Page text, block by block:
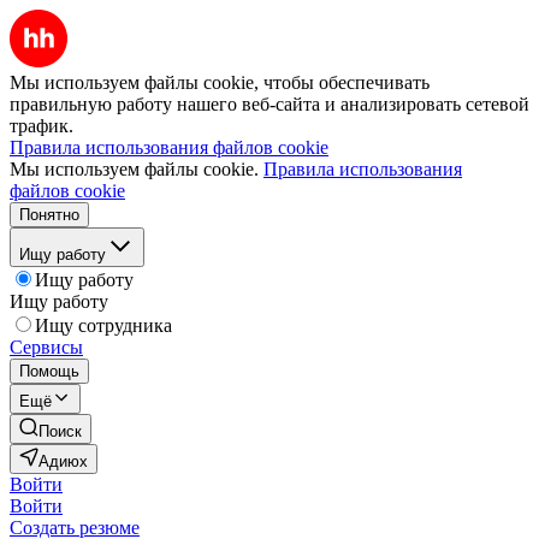
Мы используем файлы cookie, чтобы обеспечивать
правильную работу нашего веб-сайта и анализировать сетевой
трафик.
Правила использования файлов cookie
Мы используем файлы cookie. Правила использования
файлов cookie
Понятно
Ищу работу
Ищу работу
Ищу работу
Ищу сотрудника
Сервисы
Помощь
Ещё
Поиск
Адиюх
Войти
Войти
Создать резюме